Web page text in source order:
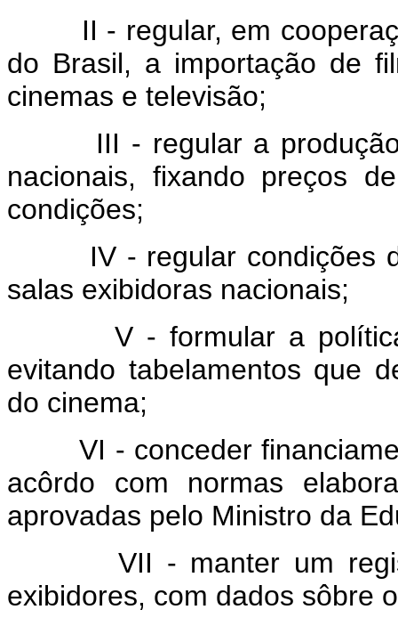
II - regular, em
do Brasil, a importação de
cinemas e televisão;
III - regular a produção,
nacionais, fixando preços
condições;
IV - regular condições de
salas exibidoras nacionais;
V - formular a política
evitando tabelamentos que
do cinema;
VI - conceder
acôrdo com normas
aprovadas pelo Ministro da
VII - manter um
exibidores, com dados sôbre